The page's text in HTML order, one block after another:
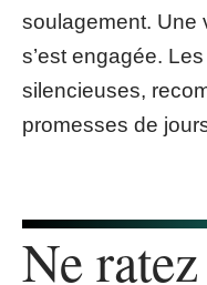
soulagement. Une
s’est engagée.
silencieuses,
promesses de
Ne